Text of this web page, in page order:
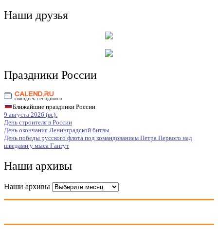
Наши друзья
Праздники России
Ближайшие праздники России
9 августа 2026 (вс):
День строителя в России
День окончания Ленинградской битвы
День победы русского флота под командованием Петра Первого над
шведами у мыса Гангут
Наши архивы
Наши архивы